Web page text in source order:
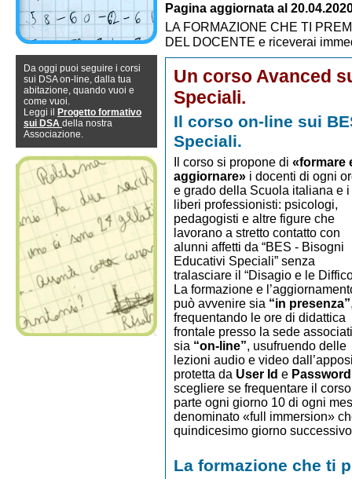
Da oggi puoi seguire i corsi
sui DSA on-line, dalla tua
abitazione, quando vuoi e
come vuoi.
Leggi il
Progetto formativo
sui DSA della nostra
Associazione.
Pagina aggiornata al
LA FORMAZIONE CHE TI
DEL DOCENTE e riceverai
Un corso Avanced
Speciali.
Il corso on-line sui
Speciali.
Il corso si propone di «formare
aggiornare» i docenti di ogni
e grado della Scuola italiana e i
liberi professionisti: psicologi,
pedagogisti e altre figure che
lavorano a stretto contatto con
alunni affetti da “BES - Bisogni
Educativi Speciali” senza
tralasciare il “Disagio e le
La formazione e
può avvenire sia “in presenza”
frequentando le ore di didattica
frontale presso la sede
sia “on-line”, usufruendo delle
lezioni audio e video
protetta da User Id e Password
scegliere se frequentare il
parte ogni giorno 10 di ogni
denominato «full immersion»
quindicesimo giorno
La formazione che ti